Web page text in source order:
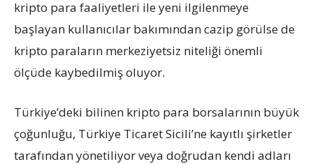
kripto para faaliyetleri ile yeni ilgilenmeye
başlayan kullanıcılar bakımından cazip görülse de
kripto paraların merkeziyetsiz niteliği önemli
ölçüde kaybedilmiş oluyor.
Türkiye’deki bilinen kripto para borsalarının büyük
çoğunluğu, Türkiye Ticaret Sicili’ne kayıtlı şirketler
tarafından yönetiliyor veya doğrudan kendi adları